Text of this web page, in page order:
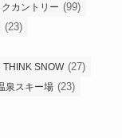
カントリー (99)
(23)
SNOW(27)
泉スキー場 (23)